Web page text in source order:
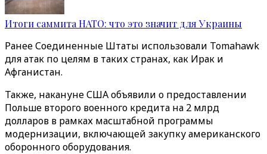
Итоги саммита НАТО: что это значит для Украины
Ранее Соединенные Штаты использовали Tomahawk
для атак по целям в таких странах, как Ирак и
Афганистан.
Также, накануне США объявили о предоставлении
Польше второго военного кредита на 2 млрд
долларов в рамках масштабной программы
модернизации, включающей закупку американского
оборонного оборудования.